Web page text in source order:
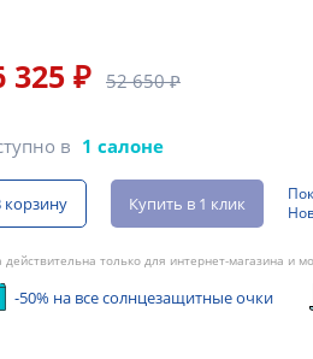
325 ₽ 52 650 ₽
в 1 салоне
корзину Купить в 1 клик
действительна только для интернет-магазина и
-50% на все солнцезащитные очки